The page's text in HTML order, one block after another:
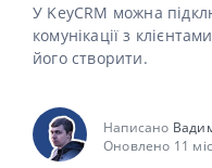
У KeyCRM можна
комунікації з
його створити.
Написано
Оновлено 11